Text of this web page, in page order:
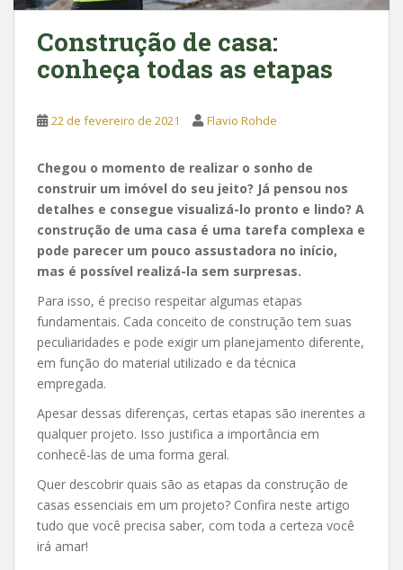
Construção de casa:
conheça todas as etapas
22 de fevereiro de 2021 Flavio Rohde
Chegou o momento de realizar o sonho de
construir um imóvel do seu jeito? Já pensou nos
detalhes e consegue visualizá-lo pronto e lindo? A
construção de uma casa é uma tarefa complexa e
pode parecer um pouco assustadora no início,
mas é possível realizá-la sem surpresas.
Para isso, é preciso respeitar algumas etapas
fundamentais. Cada conceito de construção tem suas
peculiaridades e pode exigir um planejamento diferente,
em função do material utilizado e da técnica
empregada.
Apesar dessas diferenças, certas etapas são inerentes a
qualquer projeto. Isso justifica a importância em
conhecê-las de uma forma geral.
Quer descobrir quais são as etapas da construção de
casas essenciais em um projeto? Confira neste artigo
tudo que você precisa saber, com toda a certeza você
irá amar!